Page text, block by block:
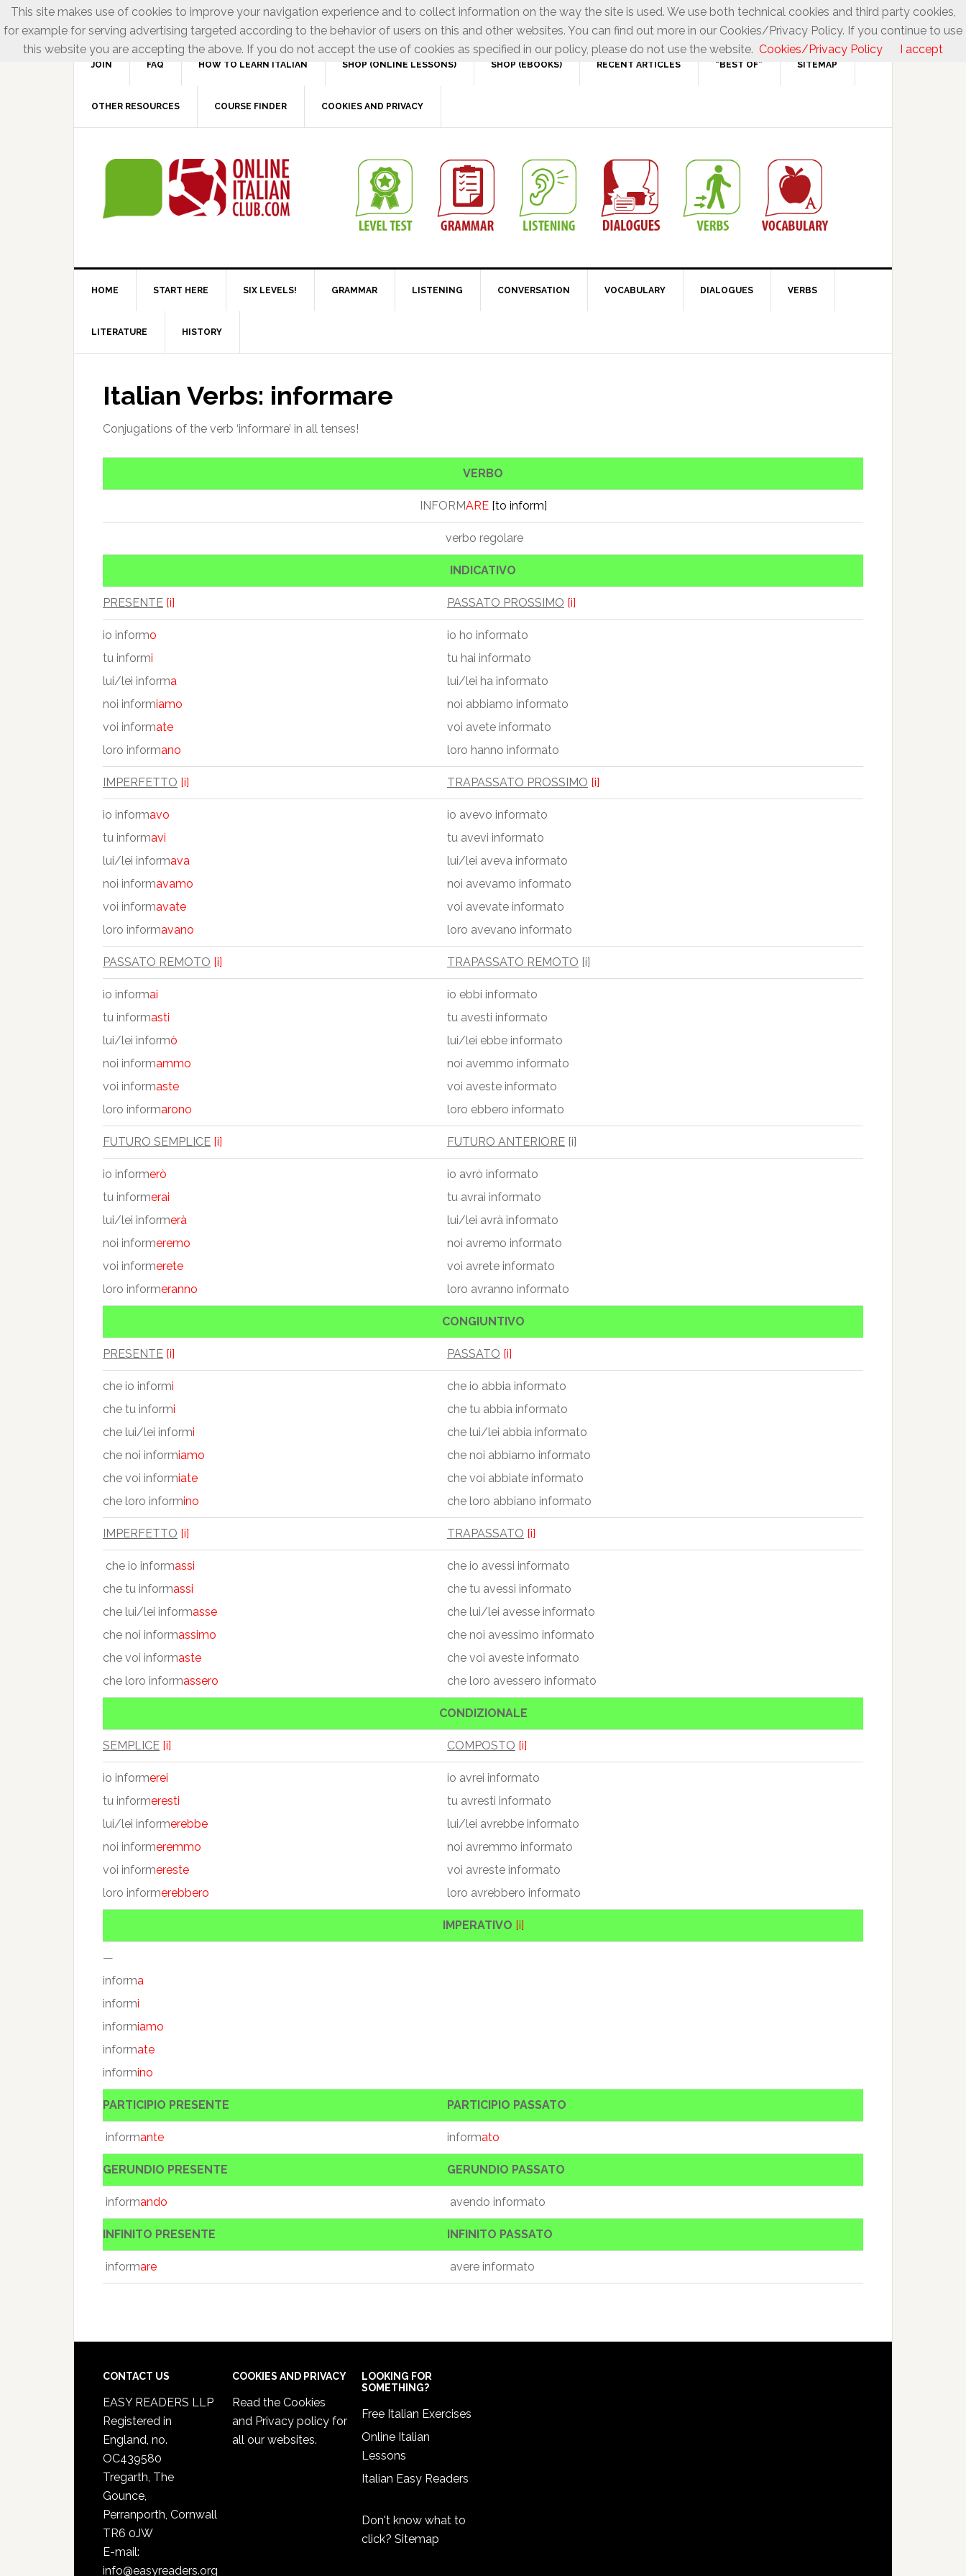
JOIN FAQ HOW TO LEARN ITALIAN SHOP (ONLINE LESSONS) SHOP (EBOOKS) RECENT ARTICLES “BEST OF” SITEMAP
OTHER RESOURCES COURSE FINDER COOKIES AND PRIVACY
HOME START HERE SIX LEVELS! GRAMMAR LISTENING CONVERSATION VOCABULARY DIALOGUES VERBS
LITERATURE HISTORY
Italian Verbs: informare
Conjugations of the verb ‘informare’ in all tenses!
VERBO
INFORMARE [to inform]
verbo regolare
INDICATIVO
PRESENTE [i] PASSATO PROSSIMO [i]
io informo
tu informi
lui/lei informa
noi informiamo
voi informate
loro informano
io ho informato
tu hai informato
lui/lei ha informato
noi abbiamo informato
voi avete informato
loro hanno informato
IMPERFETTO [i] TRAPASSATO PROSSIMO [i]
io informavo
tu informavi
lui/lei informava
noi informavamo
voi informavate
loro informavano
io avevo informato
tu avevi informato
lui/lei aveva informato
noi avevamo informato
voi avevate informato
loro avevano informato
PASSATO REMOTO [i] TRAPASSATO REMOTO [i]
io informai
tu informasti
lui/lei informò
noi informammo
voi informaste
loro informarono
io ebbi informato
tu avesti informato
lui/lei ebbe informato
noi avemmo informato
voi aveste informato
loro ebbero informato
FUTURO SEMPLICE [i] FUTURO ANTERIORE [i]
io informerò
tu informerai
lui/lei informerà
noi informeremo
voi informerete
loro informeranno
io avrò informato
tu avrai informato
lui/lei avrà informato
noi avremo informato
voi avrete informato
loro avranno informato
CONGIUNTIVO
PRESENTE [i] PASSATO [i]
che io informi
che tu informi
che lui/lei informi
che noi informiamo
che voi informiate
che loro informino
che io abbia informato
che tu abbia informato
che lui/lei abbia informato
che noi abbiamo informato
che voi abbiate informato
che loro abbiano informato
IMPERFETTO [i] TRAPASSATO [i]
che io informassi
che tu informassi
che lui/lei informasse
che noi informassimo
che voi informaste
che loro informassero
che io avessi informato
che tu avessi informato
che lui/lei avesse informato
che noi avessimo informato
che voi aveste informato
che loro avessero informato
CONDIZIONALE
SEMPLICE [i] COMPOSTO [i]
io informerei
tu informeresti
lui/lei informerebbe
noi informeremmo
voi informereste
loro informerebbero
io avrei informato
tu avresti informato
lui/lei avrebbe informato
noi avremmo informato
voi avreste informato
loro avrebbero informato
IMPERATIVO [i]
—
informa
informi
informiamo
informate
informino
PARTICIPIO PRESENTE PARTICIPIO PASSATO
informante informato
GERUNDIO PRESENTE GERUNDIO PASSATO
informando avendo informato
INFINITO PRESENTE INFINITO PASSATO
informare avere informato
CONTACT US
EASY READERS LLP
Registered in
England, no.
OC439580
Tregarth, The
Gounce,
Perranporth, Cornwall
TR6 0JW
E-mail:
info@easyreaders.org
COOKIES AND PRIVACY
Read the Cookies
and Privacy policy for
all our websites.
LOOKING FOR
SOMETHING?
Free Italian Exercises
Online Italian
Lessons
Italian Easy Readers
Don't know what to
click? Sitemap
This site makes use of cookies to improve your navigation experience and to collect information on the way the site is used. We use both technical cookies and third party cookies,
for example for serving advertising targeted according to the behavior of users on this and other websites. You can find out more in our Cookies/Privacy Policy. If you continue to use
this website you are accepting the above. If you do not accept the use of cookies as specified in our policy, please do not use the website. Cookies/Privacy Policy I accept